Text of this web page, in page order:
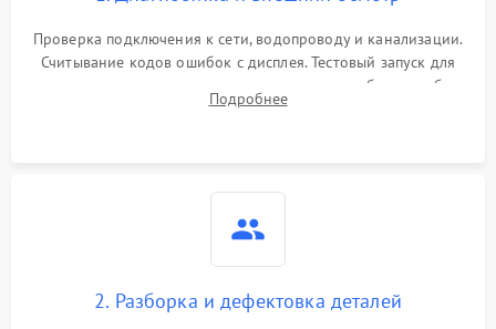
Проверка подключения к сети, водопроводу и канализации.
Считывание кодов ошибок с дисплея. Тестовый запуск для
выявления посторонних шумов, протечек или сбоев в работе
электронного модуля управления.
Подробнее
2. Разборка и дефектовка деталей